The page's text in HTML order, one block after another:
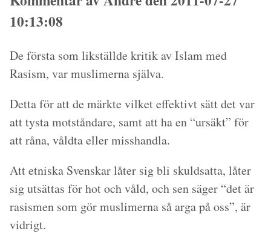
10:13:08
De första som likställde kritik av Islam med
Rasism, var muslimerna själva.
Detta för att de märkte vilket effektivt sätt det var
att tysta motståndare, samt att ha en “ursäkt” för
att råna, våldta eller misshandla.
Att etniska Svenskar låter sig bli skuldsatta, låter
sig utsättas för hot och våld, och sen säger “det är
rasismen som gör muslimerna så arga på oss”, är
vidrigt.